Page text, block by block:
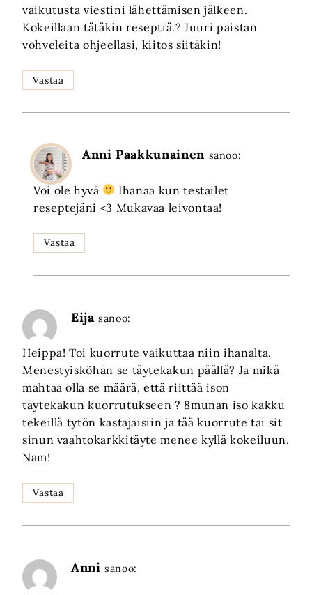
vaikutusta viestini lähettämisen jälkeen.
Kokeillaan tätäkin reseptiä.? Juuri paistan
vohveleita ohjeellasi, kiitos siitäkin!
Vastaa
Anni Paakkunainen sanoo:
Voi ole hyvä
Ihanaa kun testailet
reseptejäni <3 Mukavaa leivontaa!
Vastaa
Eija sanoo:
Heippa! Toi kuorrute vaikuttaa niin ihanalta.
Menestyisköhän se täytekakun päällä? Ja mikä
mahtaa olla se määrä, että riittää ison
täytekakun kuorrutukseen ? 8munan iso kakku
tekeillä tytön kastajaisiin ja tää kuorrute tai sit
sinun vaahtokarkkitäyte menee kyllä kokeiluun.
Nam!
Vastaa
Anni sanoo: